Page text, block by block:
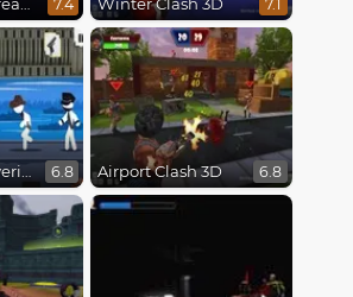
Zombie Outbreak Arena 7.4 Winter Clash 3D 7.1
Stickman Maverick: Bad Boys Killer 6.8 Airport Clash 3D 6.8